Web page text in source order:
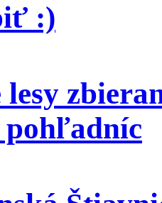
:)
lesy
pohľadníc